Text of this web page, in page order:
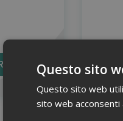
Questo sito
Questo sito web
sito web acconsenti